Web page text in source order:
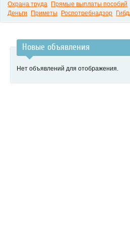
Охрана труда
Прямые выплаты пособий
Деньги
Приметы Роспотребнадзор
Новые объявления
Нет объявлений для отображения.